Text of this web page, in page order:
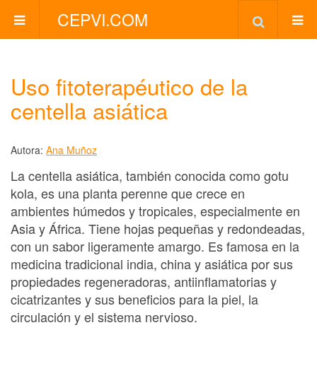
CEPVI.COM
Uso fitoterapéutico de la
centella asiática
Autora: Ana Muñoz
La centella asiática, también conocida como gotu
kola, es una planta perenne que crece en
ambientes húmedos y tropicales, especialmente en
Asia y África. Tiene hojas pequeñas y redondeadas,
con un sabor ligeramente amargo. Es famosa en la
medicina tradicional india, china y asiática por sus
propiedades regeneradoras, antiinflamatorias y
cicatrizantes y sus beneficios para la piel, la
circulación y el sistema nervioso.